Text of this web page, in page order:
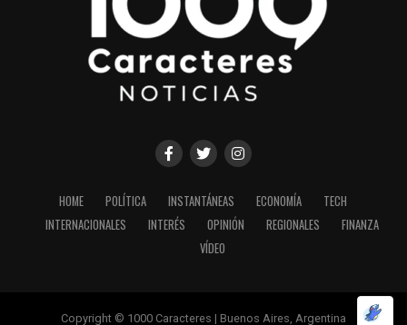
HOME POLÍTICA INSTANTÁNEAS ECONOMÍA
TECH
INTERNACIONALES
INTERÉS OPINIÓN REGIONALES
FINANZA
VÍDEO
Copyright © 1000 Caracteres | Buenos Aires, Argentina